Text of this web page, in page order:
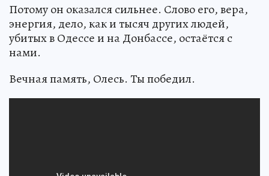
Потому он оказался сильнее. Слово его, вера,
энергия, дело, как и тысяч других людей,
убитых в Одессе и на Донбассе, остаётся с
нами.
Вечная память, Олесь. Ты победил.